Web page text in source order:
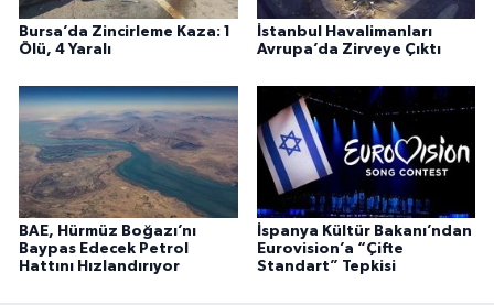
Bursa’da Zincirleme Kaza: 1
Ölü, 4 Yaralı
İstanbul Havalimanları
Avrupa’da Zirveye Çıktı
BAE, Hürmüz Boğazı’nı
Baypas Edecek Petrol
Hattını Hızlandırıyor
İspanya Kültür Bakanı’ndan
Eurovision’a “Çifte
Standart” Tepkisi